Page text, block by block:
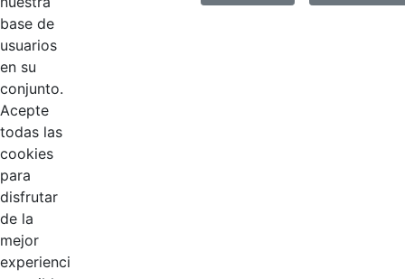
base de
usuarios
en su
conjunto.
Acepte
todas las
cookies
para
disfrutar
de la
mejor
experienci